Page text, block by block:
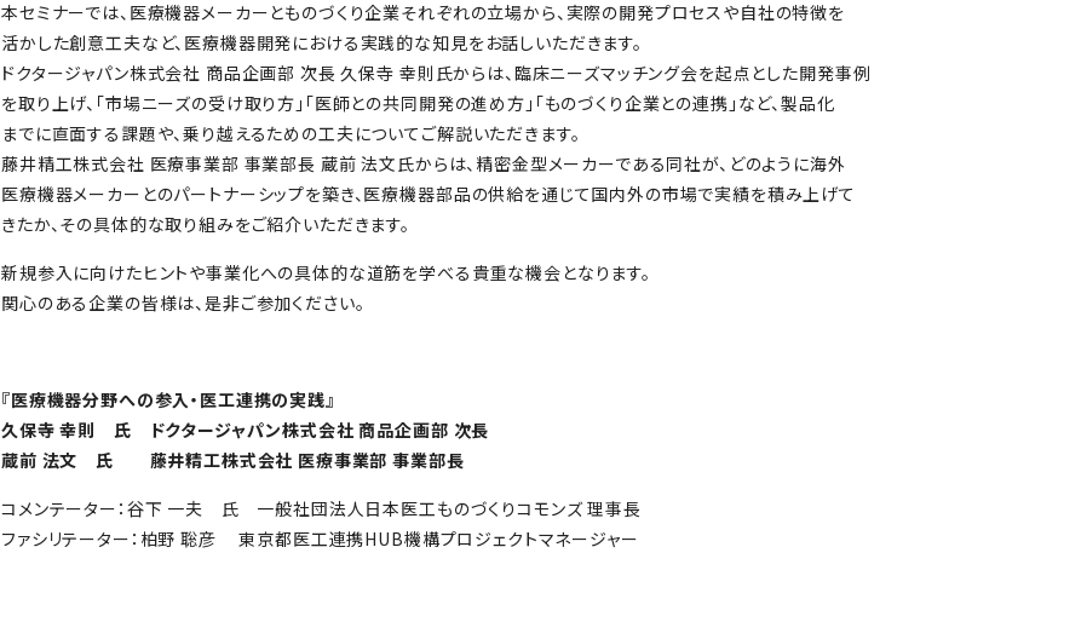
本セミナーでは、医療機器メーカーとものづくり企業それぞれの立場から、実際の開発プロセスや自社の特徴を
活かした創意工夫など、医療機器開発における実践的な知見をお話しいただきます。
ドクタージャパン株式会社 商品企画部 次長 久保寺 幸則氏からは、臨床ニーズマッチング会を起点とした開発事例
を取り上げ、「市場ニーズの受け取り方」「医師との共同開発の進め方」「ものづくり企業との連携」など、製品化
までに直面する課題や、乗り越えるための工夫についてご解説いただきます。
藤井精工株式会社 医療事業部 事業部長 蔵前 法文氏からは、精密金型メーカーである同社が、どのように海外
医療機器メーカーとのパートナーシップを築き、医療機器部品の供給を通じて国内外の市場で実績を積み上げて
きたか、その具体的な取り組みをご紹介いただきます。
新規参入に向けたヒントや事業化への具体的な道筋を学べる貴重な機会となります。
関心のある企業の皆様は、是非ご参加ください。
『医療機器分野への参入・医工連携の実践』
久保寺 幸則 氏 ドクタージャパン株式会社 商品企画部 次長
蔵前 法文 氏 藤井精工株式会社 医療事業部 事業部長
コメンテーター：谷下 一夫 氏 一般社団法人日本医工ものづくりコモンズ 理事長
ファシリテーター：柏野 聡彦 東京都医工連携HUB機構プロジェクトマネージャー